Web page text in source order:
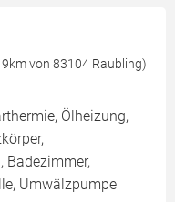
von 83104 Raubling)
Ölheizung,
Badezimmer,
Umwälzpumpe